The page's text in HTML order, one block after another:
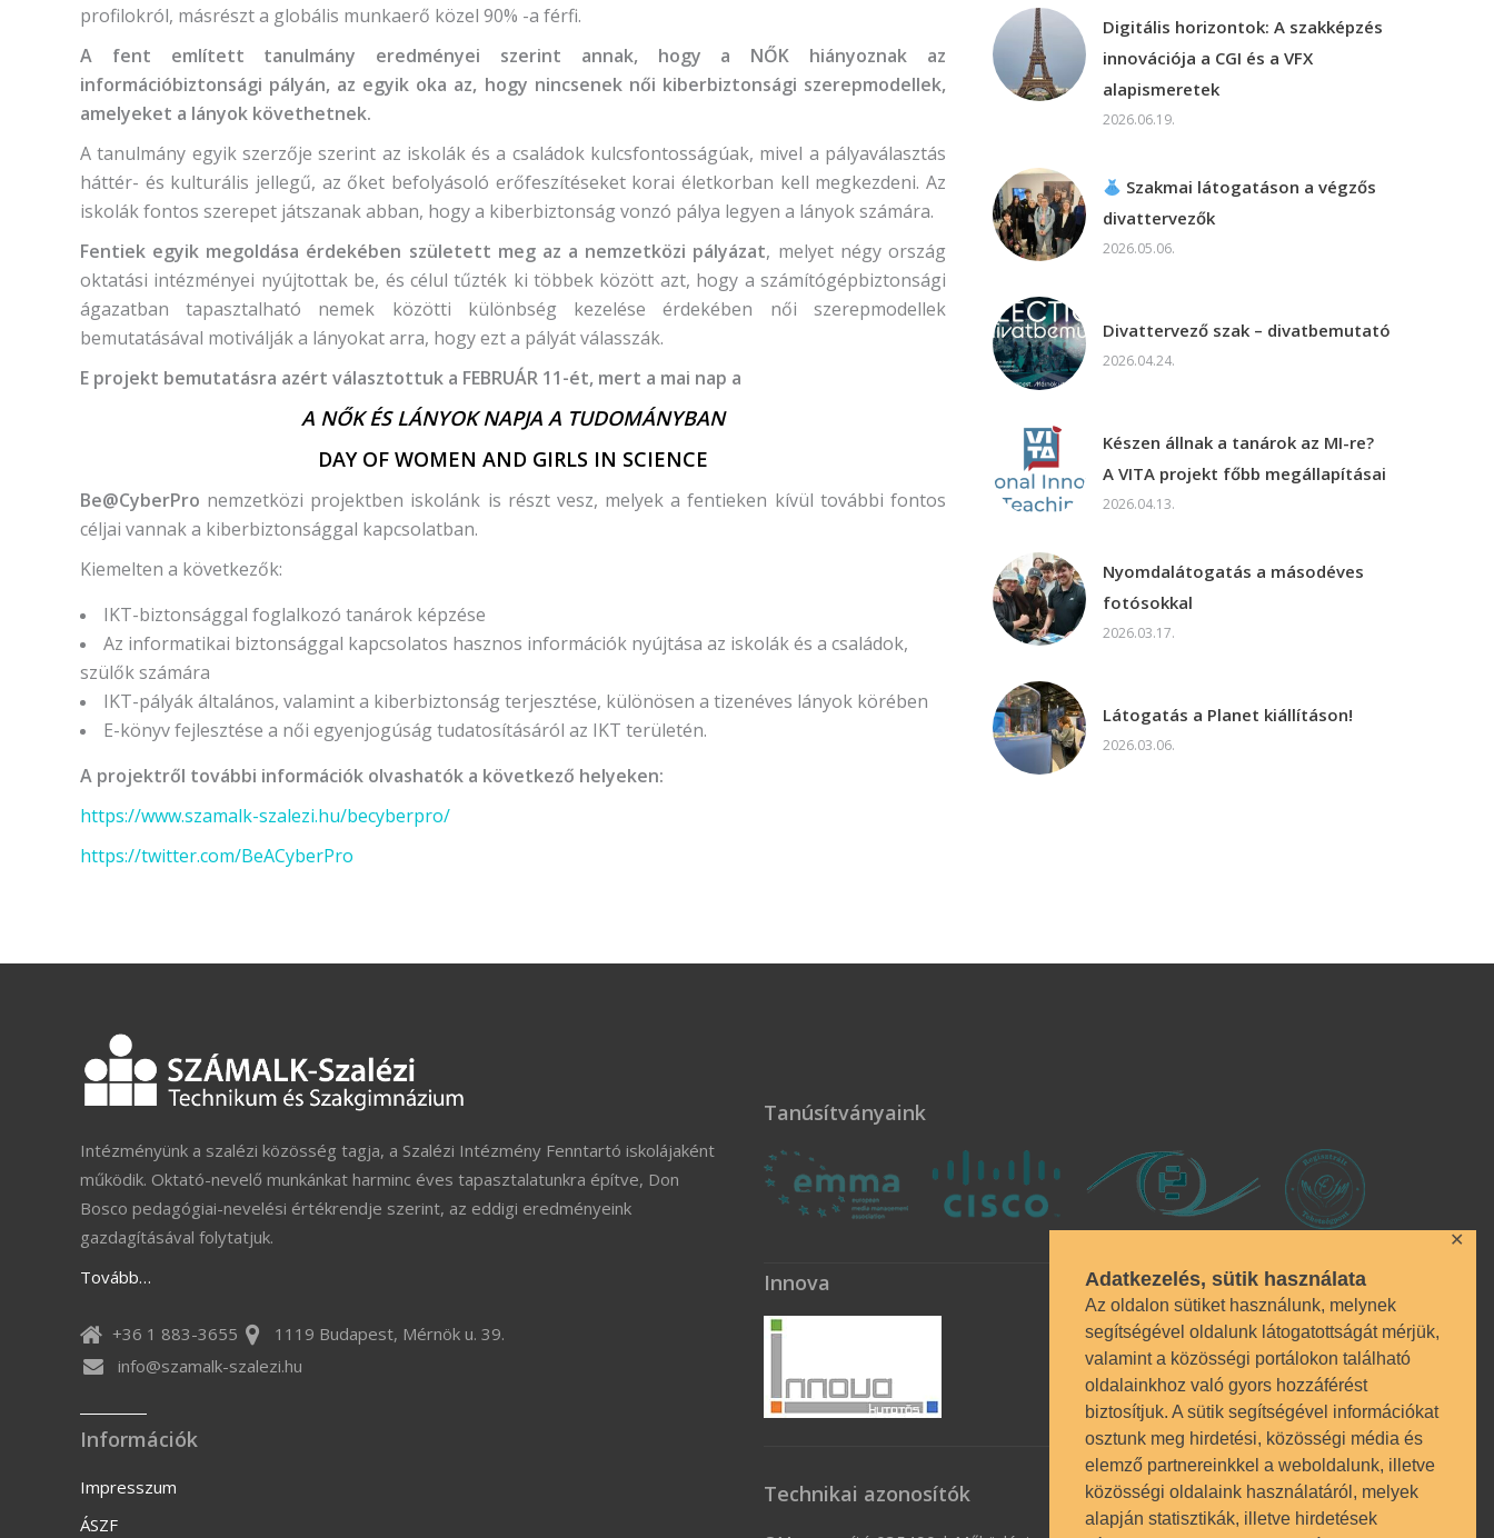
Adatkezelés, sütik használata
Az oldalon sütiket használunk, melynek
segítségével oldalunk látogatottságát mérjük,
valamint a közösségi portálokon található
oldalainkhoz való gyors hozzáférést
biztosítjuk. A sütik segítségével információkat
osztunk meg hirdetési, közösségi média és
elemző partnereinkkel a weboldalunk, illetve
közösségi oldalaink használatáról, melyek
alapján statisztikák, illetve hirdetések
✕
profilokról, másrészt a globális munkaerő közel 90% -a férfi.
A fent említett tanulmány eredményei szerint annak, hogy a NŐK hiányoznak az
információbiztonsági pályán, az egyik oka az, hogy nincsenek női kiberbiztonsági szerepmodellek,
amelyeket a lányok követhetnek.
A tanulmány egyik szerzője szerint az iskolák és a családok kulcsfontosságúak, mivel a pályaválasztás
háttér- és kulturális jellegű, az őket befolyásoló erőfeszítéseket korai életkorban kell megkezdeni. Az
iskolák fontos szerepet játszanak abban, hogy a kiberbiztonság vonzó pálya legyen a lányok számára.
Fentiek egyik megoldása érdekében született meg az a nemzetközi pályázat, melyet négy ország
oktatási intézményei nyújtottak be, és célul tűzték ki többek között azt, hogy a számítógépbiztonsági
ágazatban tapasztalható nemek közötti különbség kezelése érdekében női szerepmodellek
bemutatásával motiválják a lányokat arra, hogy ezt a pályát válasszák.
E projekt bemutatásra azért választottuk a FEBRUÁR 11-ét, mert a mai nap a
A NŐK ÉS LÁNYOK NAPJA A TUDOMÁNYBAN
DAY OF WOMEN AND GIRLS IN SCIENCE
Be@CyberPro nemzetközi projektben iskolánk is részt vesz, melyek a fentieken kívül további fontos
céljai vannak a kiberbiztonsággal kapcsolatban.
Kiemelten a következők:
IKT-biztonsággal foglalkozó tanárok képzése
Az informatikai biztonsággal kapcsolatos hasznos információk nyújtása az iskolák és a családok,
szülők számára
IKT-pályák általános, valamint a kiberbiztonság terjesztése, különösen a tizenéves lányok körében
E-könyv fejlesztése a női egyenjogúság tudatosításáról az IKT területén.
A projektről további információk olvashatók a következő helyeken:
https://www.szamalk-szalezi.hu/becyberpro/
https://twitter.com/BeACyberPro
Digitális horizontok: A szakképzés
innovációja a CGI és a VFX
alapismeretek
2026.06.19.
Szakmai látogatáson a végzős
divattervezők
2026.05.06.
Divattervező szak – divatbemutató
2026.04.24.
Készen állnak a tanárok az MI-re?
A VITA projekt főbb megállapításai
2026.04.13.
Nyomdalátogatás a másodéves
fotósokkal
2026.03.17.
Látogatás a Planet kiállításon!
2026.03.06.
Intézményünk a szalézi közösség tagja, a Szalézi Intézmény Fenntartó iskolájaként
működik. Oktató-nevelő munkánkat harminc éves tapasztalatunkra építve, Don
Bosco pedagógiai-nevelési értékrendje szerint, az eddigi eredményeink
gazdagításával folytatjuk.
Tovább…
+36 1 883-3655
1119 Budapest, Mérnök u. 39.
info@szamalk-szalezi.hu
Információk
Impresszum
ÁSZF
Tanúsítványaink
Innova
Technikai azonosítók